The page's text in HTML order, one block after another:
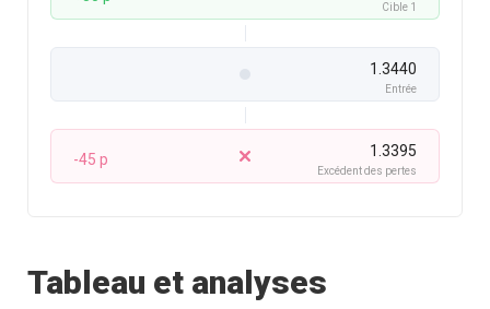
Cible 1
1.3440
Entrée
-45 p 1.3395
Excédent des pertes
Tableau et analyses